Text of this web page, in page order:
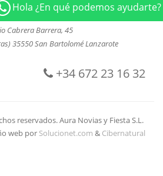
Hola ¿En qué podemos ayudarte?
Cabrera Barrera, 45
35550 San Bartolomé Lanzarote
+34 672 23 16 32
reservados. Aura Novias y Fiesta S.L.
web por Solucionet.com & Cibernatural